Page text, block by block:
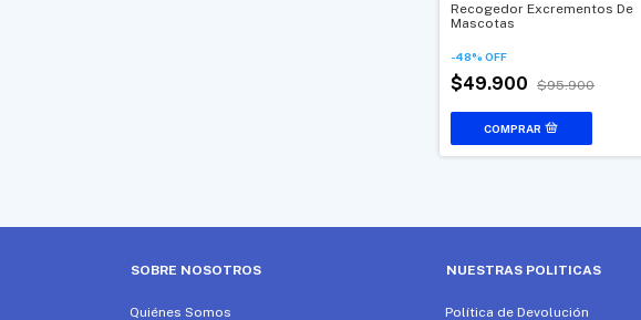
Recogedor Excrementos De
Mascotas
-48% OFF
$49.900 $95.900
SOBRE NOSOTROS
Quiénes Somos
NUESTRAS POLITICAS
Política de Devolución